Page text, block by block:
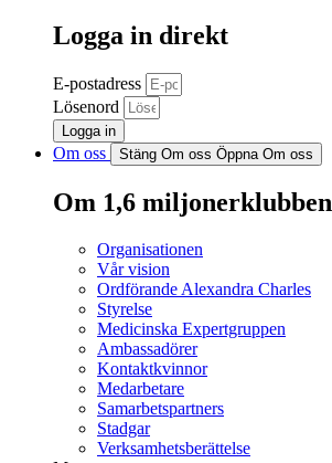
Logga in direkt
E-postadress
Lösenord
Logga in
Om oss Stäng Om oss Öppna Om oss
Om 1,6 miljonerklubben
Organisationen
Vår vision
Ordförande Alexandra Charles
Styrelse
Medicinska Expertgruppen
Ambassadörer
Kontaktkvinnor
Medarbetare
Samarbetspartners
Stadgar
Verksamhetsberättelse